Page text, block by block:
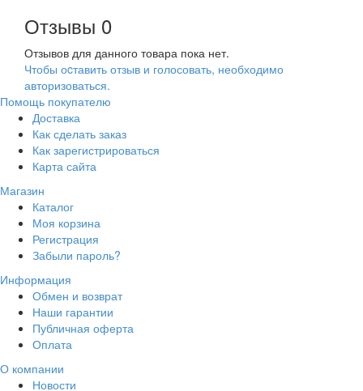
Отзывы 0
Отзывов для данного товара пока нет.
Чтобы оcтавить отзыв и голосовать, необходимо
авторизоваться.
Помощь покупателю
Доставка
Как сделать заказ
Как зарегистрироваться
Карта сайта
Магазин
Каталог
Моя корзина
Регистрация
Забыли пароль?
Информация
Обмен и возврат
Наши гарантии
Публичная оферта
Оплата
О компании
Новости